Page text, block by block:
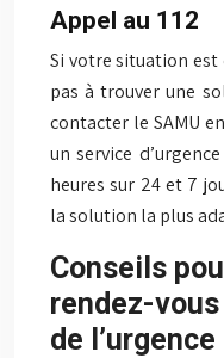
Appel au 112
Si votre situation est
pas à trouver une
contacter le SAMU
un service
heures sur 24 et 7
la solution la plus
Conseils
rendez-
de l’urgence